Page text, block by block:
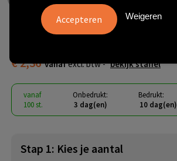
Squeaky duck poker
€ 2,36 vanafexcl. btw - bekijk staffel
vanaf
100 st.
Onbedrukt:
3 dag(en)
Bedrukt:
10 dag(en)
Stap 1: Kies je aantal
Weigeren